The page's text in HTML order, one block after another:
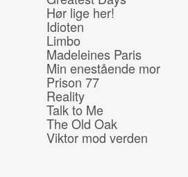
Hør lige her!
Idioten
Limbo
Madeleines Paris
Min enestående mor
Prison 77
Reality
Talk to Me
The Old Oak
Viktor mod verden